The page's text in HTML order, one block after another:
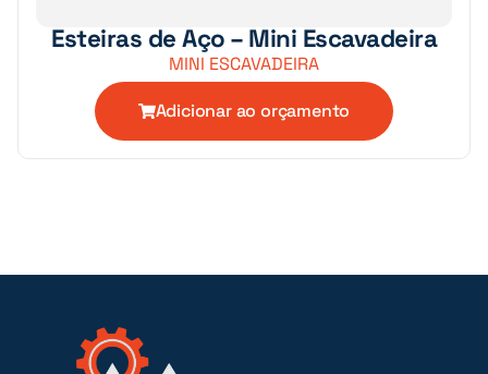
Esteiras de Aço – Mini Escavadeira
MINI ESCAVADEIRA
Adicionar ao orçamento